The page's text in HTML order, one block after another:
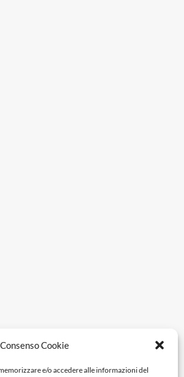
Cookie
e/o accedere alle informazioni del